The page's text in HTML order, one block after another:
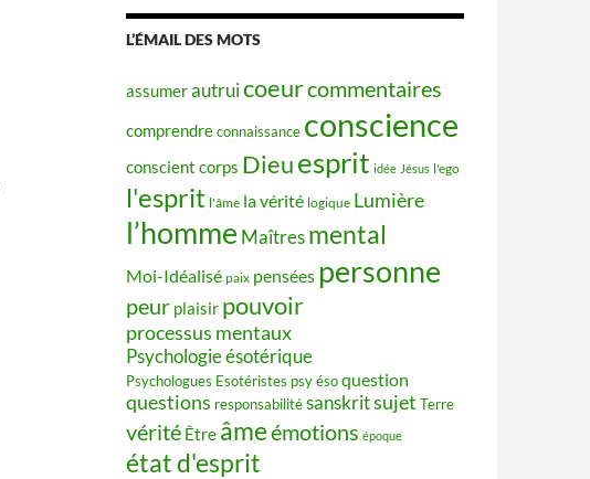
L’ÉMAIL DES MOTS
assumerautruicoeurcommentaires
comprendreconnaissance conscience
conscient corps Dieuesprit idée Jésus l'ego
l'esprit l'âme la vérité logique Lumière
l’homme Maîtres mental
Moi-Idéalisé paix pensées personne
peur plaisir pouvoir
processus mentaux
Psychologie ésotérique
Psychologues Esotéristes psy ésoquestion
questions responsabilitésanskritsujet Terre
vérité Être âmeémotions époque
état d'esprit